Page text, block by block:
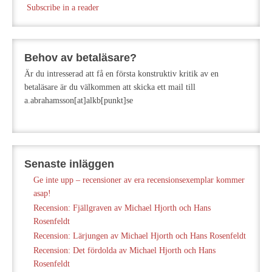
Subscribe in a reader
Behov av betaläsare?
Är du intresserad att få en första konstruktiv kritik av en
betaläsare är du välkommen att skicka ett mail till
a.abrahamsson[at]alkb[punkt]se
Senaste inläggen
Ge inte upp – recensioner av era recensionsexemplar kommer
asap!
Recension: Fjällgraven av Michael Hjorth och Hans
Rosenfeldt
Recension: Lärjungen av Michael Hjorth och Hans Rosenfeldt
Recension: Det fördolda av Michael Hjorth och Hans
Rosenfeldt